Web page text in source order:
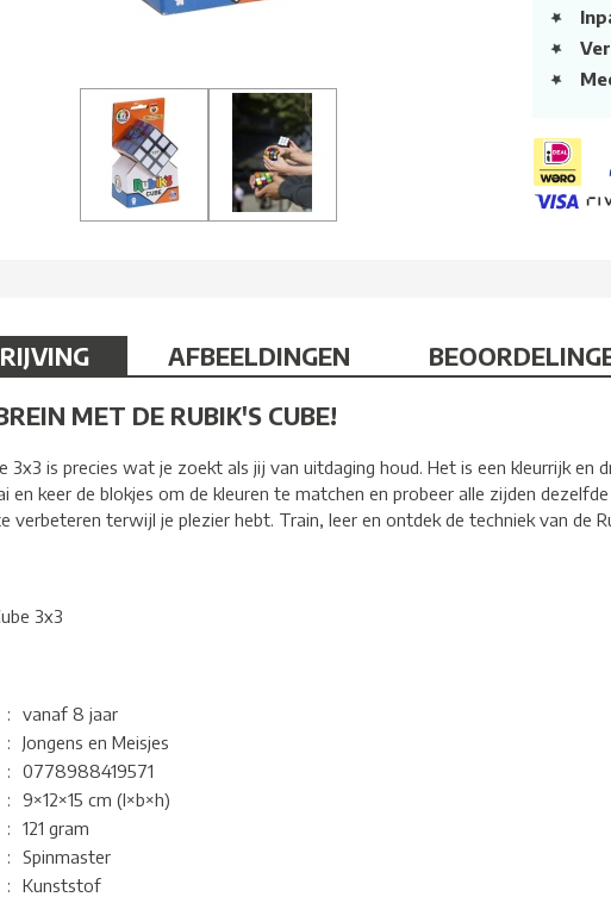
AFBEELDINGEN
MET DE RUBIK'S CUBE!
3x3 is precies wat je zoekt als jij van uitdaging houd. Het is een kleurrijk
en keer de blokjes om de kleuren te matchen en probeer alle zijden
verbeteren terwijl je plezier hebt. Train, leer en ontdek de techniek van de
3x3
:
vanaf 8 jaar
:
Jongens en Meisjes
:
0778988419571
:
9×12×15 cm (l×b×h)
:
121 gram
:
Spinmaster
:
Kunststof